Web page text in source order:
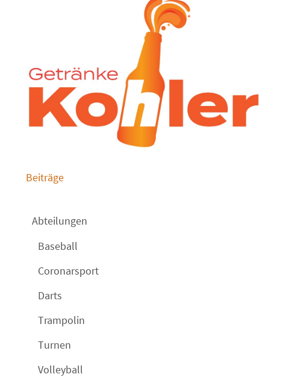
Beiträge
Abteilungen
Baseball
Coronarsport
Darts
Trampolin
Turnen
Volleyball